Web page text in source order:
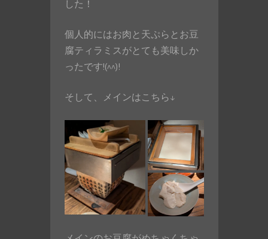
した！
個人的にはお肉と天ぷらとお豆
腐ティラミスがとても美味しか
ったです!(^^)!
そして、メインはこちら↓